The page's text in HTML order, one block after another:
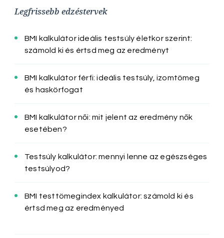
Legfrissebb edzéstervek
BMI kalkulátor ideális testsúly életkor szerint:
számold ki és értsd meg az eredményt
BMI kalkulátor férfi: ideális testsúly, izomtömeg
és haskörfogat
BMI kalkulátor női: mit jelent az eredmény nők
esetében?
Testsúly kalkulátor: mennyi lenne az egészséges
testsúlyod?
BMI testtömegindex kalkulátor: számold ki és
értsd meg az eredményed